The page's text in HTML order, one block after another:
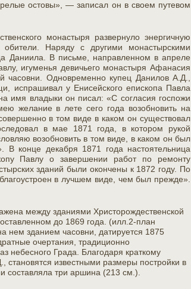
остовы», — записал он в своем путевом
монастыря развернуло энергичную
обители. Наряду с другими монастырскими
Даниила. В письме, направленном в апреле
игуменья девичьего монастыря Афанасия
Одновременно купец Данилов А.Д.,
испрашивал у Енисейского епископа Павла
имя владыки он писал: «С согласия госпожи
желание в лете сего года возобновить на
в том виде в каком он существовал
в мае 1871 года, в котором рукой
возобновить в том виде, в каком он был
конце декабря 1871 года настоятельница
Павлу о завершении работ по ремонту
зданий были окончены к 1872 году. По
в лучшем виде, чем был прежде».
между зданиями Христорождественской
до 1869 года. (илл.2-план
нем зданием часовни, датируется 1875
очертания, традиционно
небесного Града. Благодаря краткому
известными размеры постройки в
составляла три аршина (213 см.).